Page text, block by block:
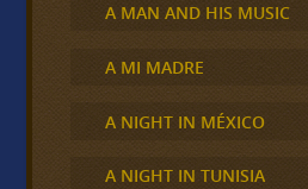
A MAN AND HIS MUSIC
A MI MADRE
A NIGHT IN MÉXICO
A NIGHT IN TUNISIA